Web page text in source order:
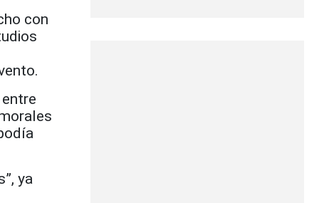
con
ya